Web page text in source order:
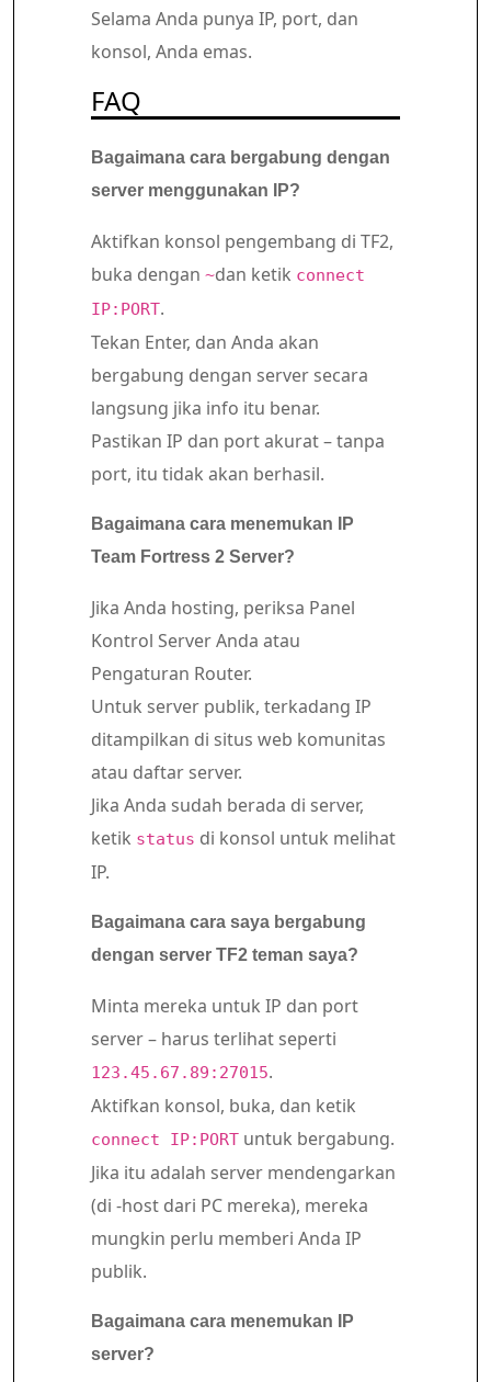
Selama Anda punya IP, port, dan
konsol, Anda emas.
FAQ
Bagaimana cara bergabung dengan
server menggunakan IP?
Aktifkan konsol pengembang di TF2,
buka dengan ~dan ketik connect
IP:PORT.
Tekan Enter, dan Anda akan
bergabung dengan server secara
langsung jika info itu benar.
Pastikan IP dan port akurat – tanpa
port, itu tidak akan berhasil.
Bagaimana cara menemukan IP
Team Fortress 2 Server?
Jika Anda hosting, periksa Panel
Kontrol Server Anda atau
Pengaturan Router.
Untuk server publik, terkadang IP
ditampilkan di situs web komunitas
atau daftar server.
Jika Anda sudah berada di server,
ketik status di konsol untuk melihat
IP.
Bagaimana cara saya bergabung
dengan server TF2 teman saya?
Minta mereka untuk IP dan port
server – harus terlihat seperti
123.45.67.89:27015.
Aktifkan konsol, buka, dan ketik
connect IP:PORT untuk bergabung.
Jika itu adalah server mendengarkan
(di -host dari PC mereka), mereka
mungkin perlu memberi Anda IP
publik.
Bagaimana cara menemukan IP
server?